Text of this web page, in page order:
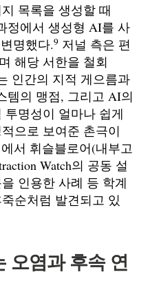
목록을 생성할 때
정에서 생성형 AI를 사
명했다.9 저널 측은 편
해당 서한을 철회
인간의 지적 게으름과
템의 맹점, 그리고 AI의
명성이 얼마나 쉽게
으로 보여준 촌극이
서 휘슬블로어(내부고
Watch의 공동 설
인용한 사례 등 학계
순처럼 발견되고 있
오염과 후속 연